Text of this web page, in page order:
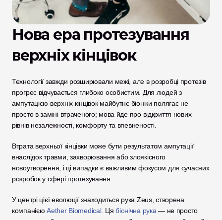
Нова ера протезування
верхніх кінцівок
Технології завжди розширювали межі, але в розробці протезів
прогрес відчувається глибоко особистим. Для людей з
ампутацією верхніх кінцівок майбутнє біоніки полягає не
просто в заміні втраченого; мова йде про відкриття нових
рівнів незалежності, комфорту та впевненості.
Втрата верхньої кінцівки може бути результатом ампутації
внаслідок травми, захворювання або злоякісного
новоутворення, і ці випадки є важливим фокусом для сучасних
розробок у сфері протезування.
У центрі цієї еволюції знаходиться рука Zeus, створена
компанією Aether Biomedical. Ця біонічна рука — не просто